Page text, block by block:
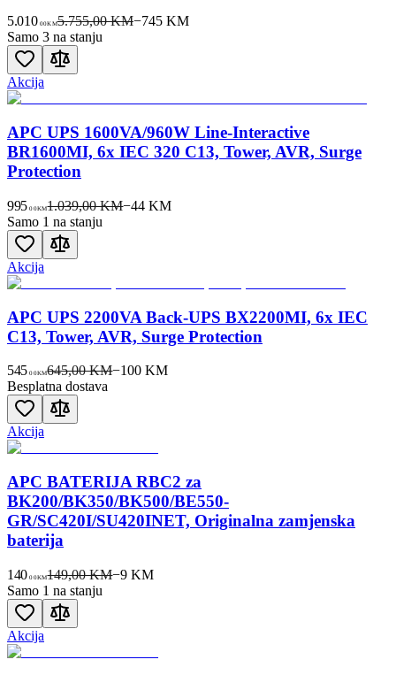
5.010 00KM5.755,00 KM−745KM
Samo 3 na stanju
Akcija
APC UPS 1600VA/960W Line-Interactive
BR1600MI, 6x IEC 320 C13, Tower, AVR, Surge
Protection
995 00KM1.039,00 KM−44 KM
Samo 1 na stanju
Akcija
APC UPS 2200VA Back-UPS BX2200MI, 6x IEC
C13, Tower, AVR, Surge Protection
545 00KM645,00 KM−100 KM
Besplatna dostava
Akcija
APC BATERIJA RBC2 za
BK200/BK350/BK500/BE550-
GR/SC420I/SU420INET, Originalna zamjenska
baterija
140 00KM149,00 KM−9 KM
Samo 1 na stanju
Akcija